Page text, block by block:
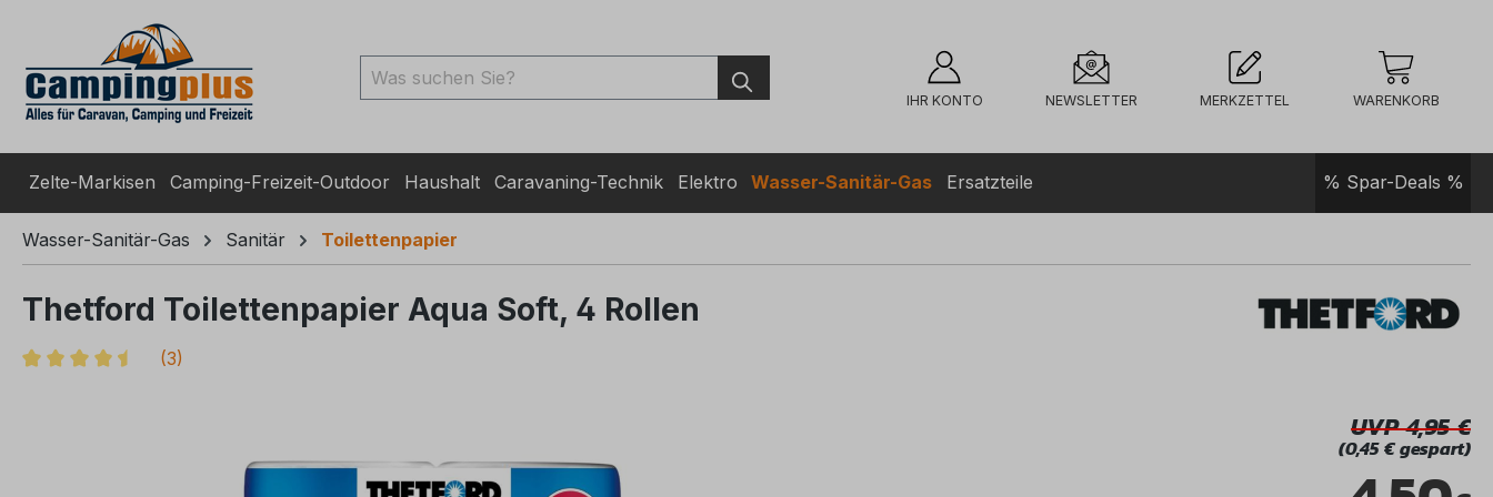
Zur Suche springen
NEWSLETTER MERKZETTEL
IHR KONTO WARENKORB
Zelte-Markisen Camping-Freizeit-Outdoor Haushalt Caravaning-Technik Elektro Wasser-Sanitär-Gas Ersatzteile % Spar-Deals %
Wasser-Sanitär-Gas Sanitär Toilettenpapier
Thetford Toilettenpapier Aqua Soft, 4 Rollen
(3)
UVP 4,95
(0,45 € gespart)